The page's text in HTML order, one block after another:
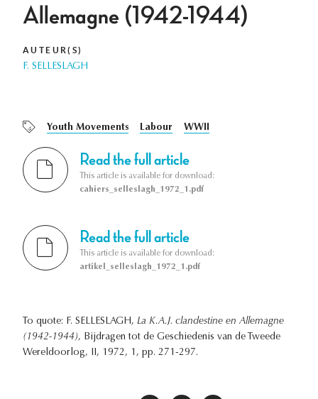
Allemagne (1942-1944)
AUTEUR(S)
F. SELLESLAGH
Youth Movements Labour WWII
Read the full article
This article is available for download:
cahiers_selleslagh_1972_1.pdf
Read the full article
This article is available for download:
artikel_selleslagh_1972_1.pdf
To quote: F. SELLESLAGH, La K.A.J. clandestine en Allemagne
(1942-1944), Bijdragen tot de Geschiedenis van de Tweede
Wereldoorlog, II, 1972, 1, pp. 271-297.